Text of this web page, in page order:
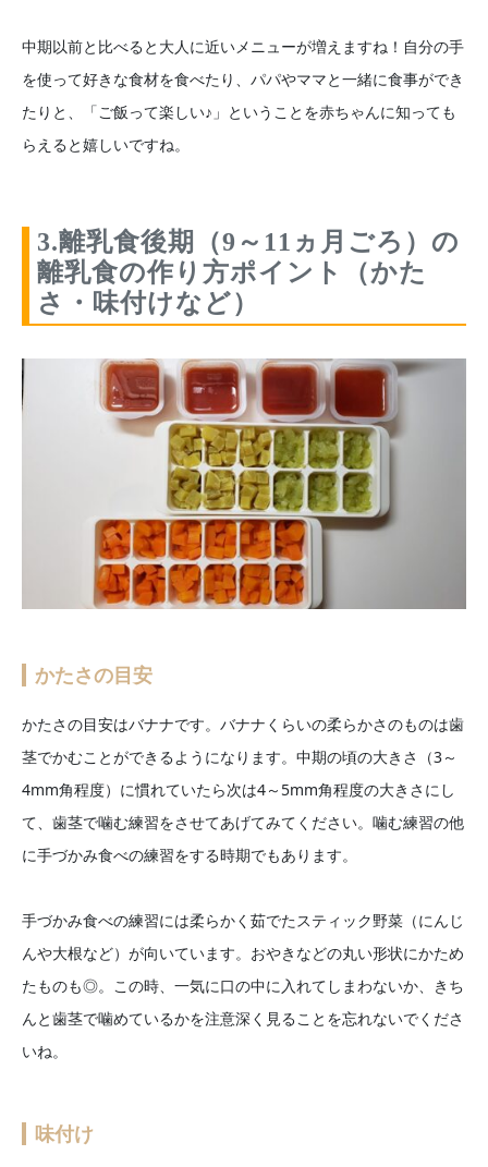
中期以前と比べると大人に近いメニューが増えますね！自分の手
を使って好きな食材を食べたり、パパやママと一緒に食事ができ
たりと、「ご飯って楽しい♪」ということを赤ちゃんに知っても
らえると嬉しいですね。
3.離乳食後期（9～11ヵ月ごろ）の
離乳食の作り方ポイント（かた
さ・味付けなど）
かたさの目安
かたさの目安はバナナです。バナナくらいの柔らかさのものは歯
茎でかむことができるようになります。中期の頃の大きさ（3～
4mm角程度）に慣れていたら次は4～5mm角程度の大きさにし
て、歯茎で噛む練習をさせてあげてみてください。噛む練習の他
に手づかみ食べの練習をする時期でもあります。
手づかみ食べの練習には柔らかく茹でたスティック野菜（にんじ
んや大根など）が向いています。おやきなどの丸い形状にかため
たものも◎。この時、一気に口の中に入れてしまわないか、きち
んと歯茎で噛めているかを注意深く見ることを忘れないでくださ
いね。
味付け